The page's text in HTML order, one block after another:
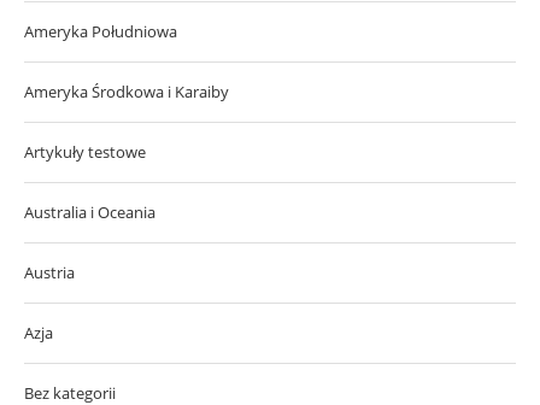
Ameryka Południowa
Ameryka Środkowa i Karaiby
Artykuły testowe
Australia i Oceania
Austria
Azja
Bez kategorii